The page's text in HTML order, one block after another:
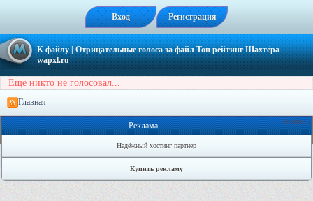
Вход Регистрация
К файлу| Отрицательные голоса за файлТоп рейтинг Шахтёра
wapxl.ru
Еще никто не голосовал...
Главная
Онлайн: 2
Реклама
Надёжный хостинг партнер
Купить рекламу